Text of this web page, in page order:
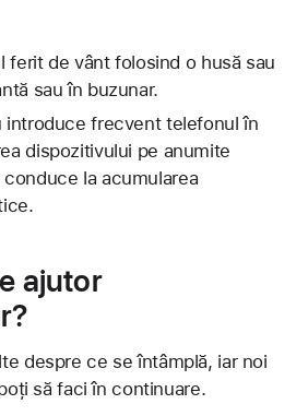
ferit de vânt folosind o husă sau
sau în buzunar.
introduce frecvent telefonul în
dispozitivului pe anumite
la acumularea
ajutor
despre ce se întâmplă, iar noi
să faci în continuare.